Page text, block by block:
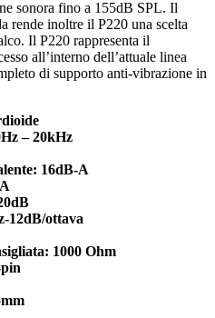
sonora fino a 155dB SPL. Il
rende inoltre il P220 una scelta
Il P220 rappresenta il
all’interno dell’attuale linea
di supporto anti-vibrazione in
– 20kHz
16dB-A
12dB/ottava
1000 Ohm